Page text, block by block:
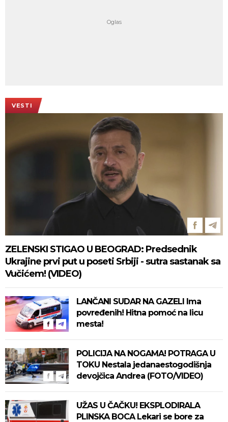
VESTI
ZELENSKI STIGAO U BEOGRAD: Predsednik
Ukrajine prvi put u poseti Srbiji - sutra sastanak sa
Vučićem! (VIDEO)
LANČANI SUDAR NA GAZELI Ima
povređenih! Hitna pomoć na licu
mesta!
POLICIJA NA NOGAMA! POTRAGA U
TOKU Nestala jedanaestogodišnja
devojčica Andrea (FOTO/VIDEO)
UŽAS U ČAČKU! EKSPLODIRALA
PLINSKA BOCA Lekari se bore za